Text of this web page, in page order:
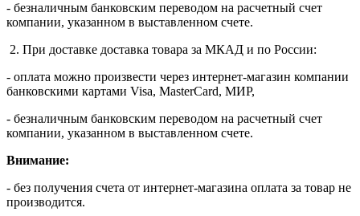
- безналичным банковским переводом на расчетный счет
компании, указанном в выставленном счете.
2. При доставке доставка товара за МКАД и по России:
- оплата можно произвести через интернет-магазин компании
банковскими картами Visa, MasterСard, МИР,
- безналичным банковским переводом на расчетный счет
компании, указанном в выставленном счете.
Внимание:
- без получения счета от интернет-магазина оплата за товар не
производится.